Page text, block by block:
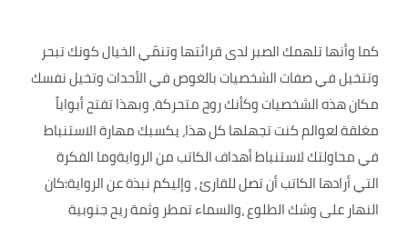
كما وأنها تلهمك الصبر لدى قرائتها وتنمّي الخيال كونك تبحر
وتتخيل في صفات الشخصيات بالغوص في الأحدات وتخيل نفسك
مكان هذه الشخصيات وكأنك روح متحركة، وبهذا تفتح أبواباً
مغلقة لعوالم كنت تجهلها كل هذا، يكسبك مهارة الاستنباط
في محاولتك لاستنباط أهداف الكاتب من الروايةوما الفكرة
التي أرادها الكاتب أن تصل للقارئ ، وإليكم نبذة عن الرواية:كان
النهار على وشك الطلوع ،والسماء تمطر وثمة ريح جنوبية